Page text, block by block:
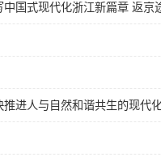
国式现代化浙江新篇章 返京
进人与自然和谐共生的现代